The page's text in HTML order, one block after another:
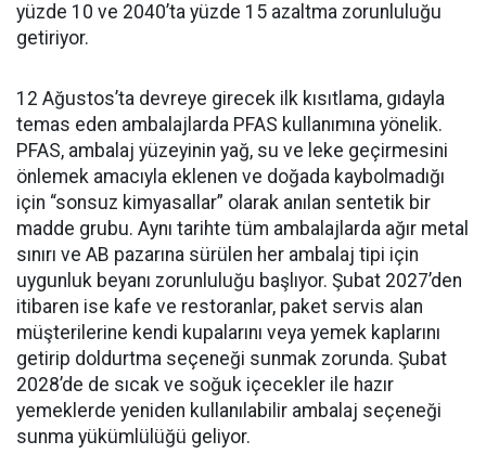
yüzde 10 ve 2040’ta yüzde 15 azaltma zorunluluğu
getiriyor.
12 Ağustos’ta devreye girecek ilk kısıtlama, gıdayla
temas eden ambalajlarda PFAS kullanımına yönelik.
PFAS, ambalaj yüzeyinin yağ, su ve leke geçirmesini
önlemek amacıyla eklenen ve doğada kaybolmadığı
için “sonsuz kimyasallar” olarak anılan sentetik bir
madde grubu. Aynı tarihte tüm ambalajlarda ağır metal
sınırı ve AB pazarına sürülen her ambalaj tipi için
uygunluk beyanı zorunluluğu başlıyor. Şubat 2027’den
itibaren ise kafe ve restoranlar, paket servis alan
müşterilerine kendi kupalarını veya yemek kaplarını
getirip doldurtma seçeneği sunmak zorunda. Şubat
2028’de de sıcak ve soğuk içecekler ile hazır
yemeklerde yeniden kullanılabilir ambalaj seçeneği
sunma yükümlülüğü geliyor.